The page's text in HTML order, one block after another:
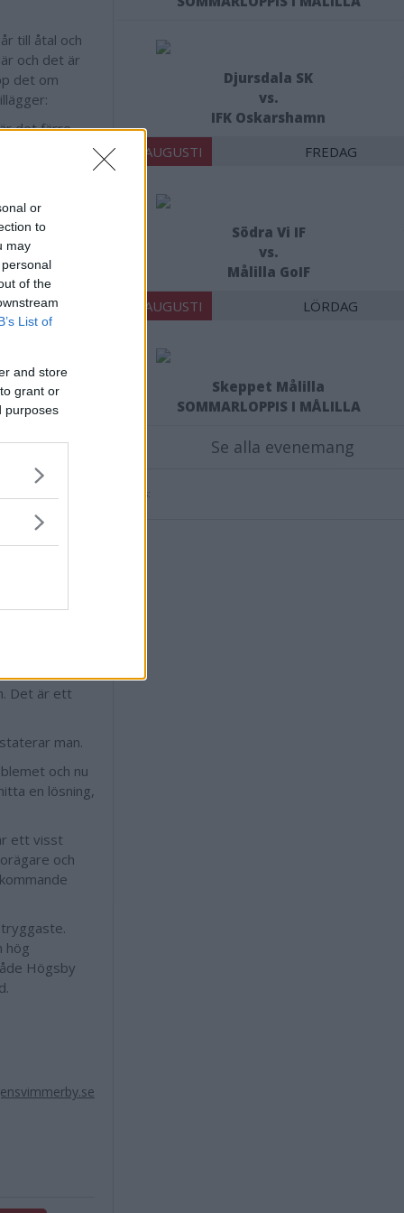
or
to
may
of the
List of
and store
grant or
purposes
till åtal och
och det är
det om
det färre
Endast
stadigt
är den
polisens
På ett
Hultsfred
gör. Jag
de kunna
mer.
ökar,
Det är ett
man.
och nu
en lösning,
ett visst
och
hög
Högsby
Djursdala SK
vs.
IFK Oskarshamn
14 AUGUSTI FREDAG
Södra Vi IF
vs.
Målilla GoIF
15 AUGUSTI LÖRDAG
Skeppet Målilla
SOMMARLOPPIS I MÅLILLA
Se alla evenemang
Annons: